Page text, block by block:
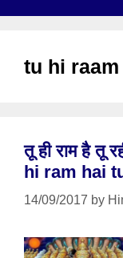
tu hi
तू ही राम है तू
hi ram hai
14/09/2017 by